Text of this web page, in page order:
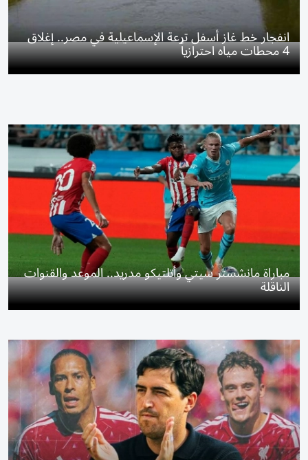
انفجار خط غاز أسفل ترعة الإسماعيلية في مصر.. إغلاق
4 محطات مياه احترازياً
مباراة مانشستر سيتي وأتلتيكو مدريد.. الموعد والقنوات
الناقلة